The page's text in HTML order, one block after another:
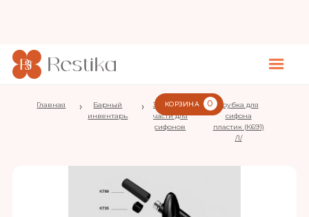
КОРЗИНА 0
Главная ›
Барный
инвентарь
›
Запасные
части для
сифонов
›
Трубка для
сифона
пластик (К691)
/1/